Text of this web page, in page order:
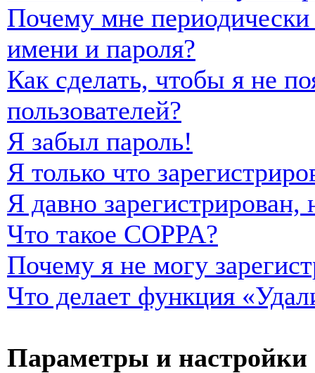
Почему мне периодически
имени и пароля?
Как сделать, чтобы я не
пользователей?
Я забыл пароль!
Я только что
Я давно
Что такое COPPA?
Почему я не могу
Что делает функция
Параметры и настройки